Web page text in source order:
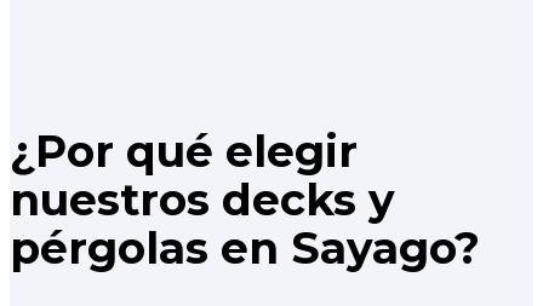
¿Por qué elegir
nuestros decks y
pérgolas en Sayago?